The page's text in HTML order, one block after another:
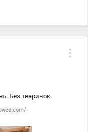
Без тваринок.